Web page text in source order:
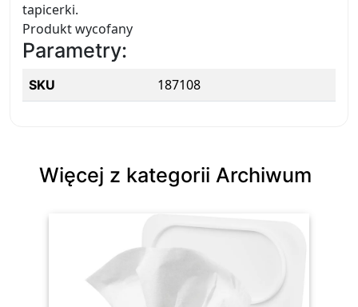
tapicerki.
Produkt wycofany
Parametry:
SKU 187108
Więcej z kategorii Archiwum